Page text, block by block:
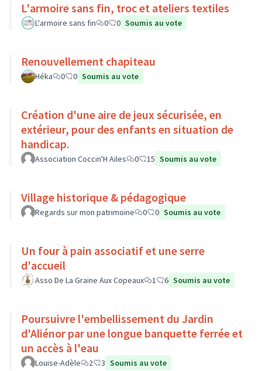
L'armoire sans fin, troc et ateliers textiles
L'armoire sans fin 0 0 Soumis au vote
Renouvellement chapiteau
Héka 0 0 Soumis au vote
Création d'une aire de jeux sécurisée, en
extérieur, pour des enfants en situation de
handicap.
Association Coccin'H Ailes 0 15 Soumis au vote
Village historique & pédagogique
Regards sur mon patrimoine 0 0 Soumis au vote
Un four à pain associatif et une serre
d'accueil
Asso De La Graine Aux Copeaux 1 6 Soumis au vote
Poursuivre l'embellissement du Jardin
d'Aliénor par une longue banquette ferrée et
un accès à l'eau
Louise-Adèle 2 3 Soumis au vote